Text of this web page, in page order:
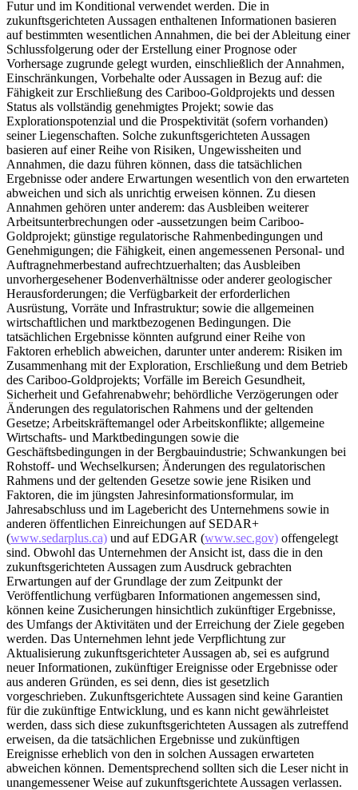
Futur und im Konditional verwendet werden. Die in
zukunftsgerichteten Aussagen enthaltenen Informationen basieren
auf bestimmten wesentlichen Annahmen, die bei der Ableitung einer
Schlussfolgerung oder der Erstellung einer Prognose oder
Vorhersage zugrunde gelegt wurden, einschließlich der Annahmen,
Einschränkungen, Vorbehalte oder Aussagen in Bezug auf: die
Fähigkeit zur Erschließung des Cariboo-Goldprojekts und dessen
Status als vollständig genehmigtes Projekt; sowie das
Explorationspotenzial und die Prospektivität (sofern vorhanden)
seiner Liegenschaften. Solche zukunftsgerichteten Aussagen
basieren auf einer Reihe von Risiken, Ungewissheiten und
Annahmen, die dazu führen können, dass die tatsächlichen
Ergebnisse oder andere Erwartungen wesentlich von den erwarteten
abweichen und sich als unrichtig erweisen können. Zu diesen
Annahmen gehören unter anderem: das Ausbleiben weiterer
Arbeitsunterbrechungen oder -aussetzungen beim Cariboo-
Goldprojekt; günstige regulatorische Rahmenbedingungen und
Genehmigungen; die Fähigkeit, einen angemessenen Personal- und
Auftragnehmerbestand aufrechtzuerhalten; das Ausbleiben
unvorhergesehener Bodenverhältnisse oder anderer geologischer
Herausforderungen; die Verfügbarkeit der erforderlichen
Ausrüstung, Vorräte und Infrastruktur; sowie die allgemeinen
wirtschaftlichen und marktbezogenen Bedingungen. Die
tatsächlichen Ergebnisse könnten aufgrund einer Reihe von
Faktoren erheblich abweichen, darunter unter anderem: Risiken im
Zusammenhang mit der Exploration, Erschließung und dem Betrieb
des Cariboo-Goldprojekts; Vorfälle im Bereich Gesundheit,
Sicherheit und Gefahrenabwehr; behördliche Verzögerungen oder
Änderungen des regulatorischen Rahmens und der geltenden
Gesetze; Arbeitskräftemangel oder Arbeitskonflikte; allgemeine
Wirtschafts- und Marktbedingungen sowie die
Geschäftsbedingungen in der Bergbauindustrie; Schwankungen bei
Rohstoff- und Wechselkursen; Änderungen des regulatorischen
Rahmens und der geltenden Gesetze sowie jene Risiken und
Faktoren, die im jüngsten Jahresinformationsformular, im
Jahresabschluss und im Lagebericht des Unternehmens sowie in
anderen öffentlichen Einreichungen auf SEDAR+
(www.sedarplus.ca) und auf EDGAR (www.sec.gov) offengelegt
sind. Obwohl das Unternehmen der Ansicht ist, dass die in den
zukunftsgerichteten Aussagen zum Ausdruck gebrachten
Erwartungen auf der Grundlage der zum Zeitpunkt der
Veröffentlichung verfügbaren Informationen angemessen sind,
können keine Zusicherungen hinsichtlich zukünftiger Ergebnisse,
des Umfangs der Aktivitäten und der Erreichung der Ziele gegeben
werden. Das Unternehmen lehnt jede Verpflichtung zur
Aktualisierung zukunftsgerichteter Aussagen ab, sei es aufgrund
neuer Informationen, zukünftiger Ereignisse oder Ergebnisse oder
aus anderen Gründen, es sei denn, dies ist gesetzlich
vorgeschrieben. Zukunftsgerichtete Aussagen sind keine Garantien
für die zukünftige Entwicklung, und es kann nicht gewährleistet
werden, dass sich diese zukunftsgerichteten Aussagen als zutreffend
erweisen, da die tatsächlichen Ergebnisse und zukünftigen
Ereignisse erheblich von den in solchen Aussagen erwarteten
abweichen können. Dementsprechend sollten sich die Leser nicht in
unangemessener Weise auf zukunftsgerichtete Aussagen verlassen.